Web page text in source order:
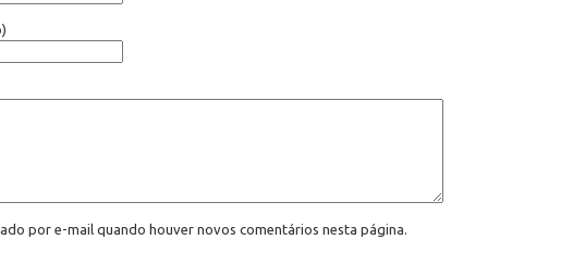
por e-mail quando houver novos comentários nesta página.